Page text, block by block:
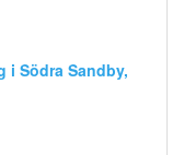
i Södra Sandby,